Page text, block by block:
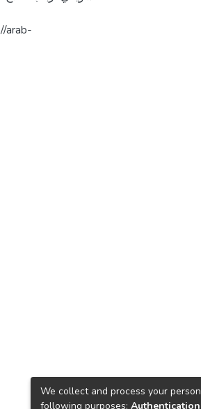
We collect and process your
following purposes: